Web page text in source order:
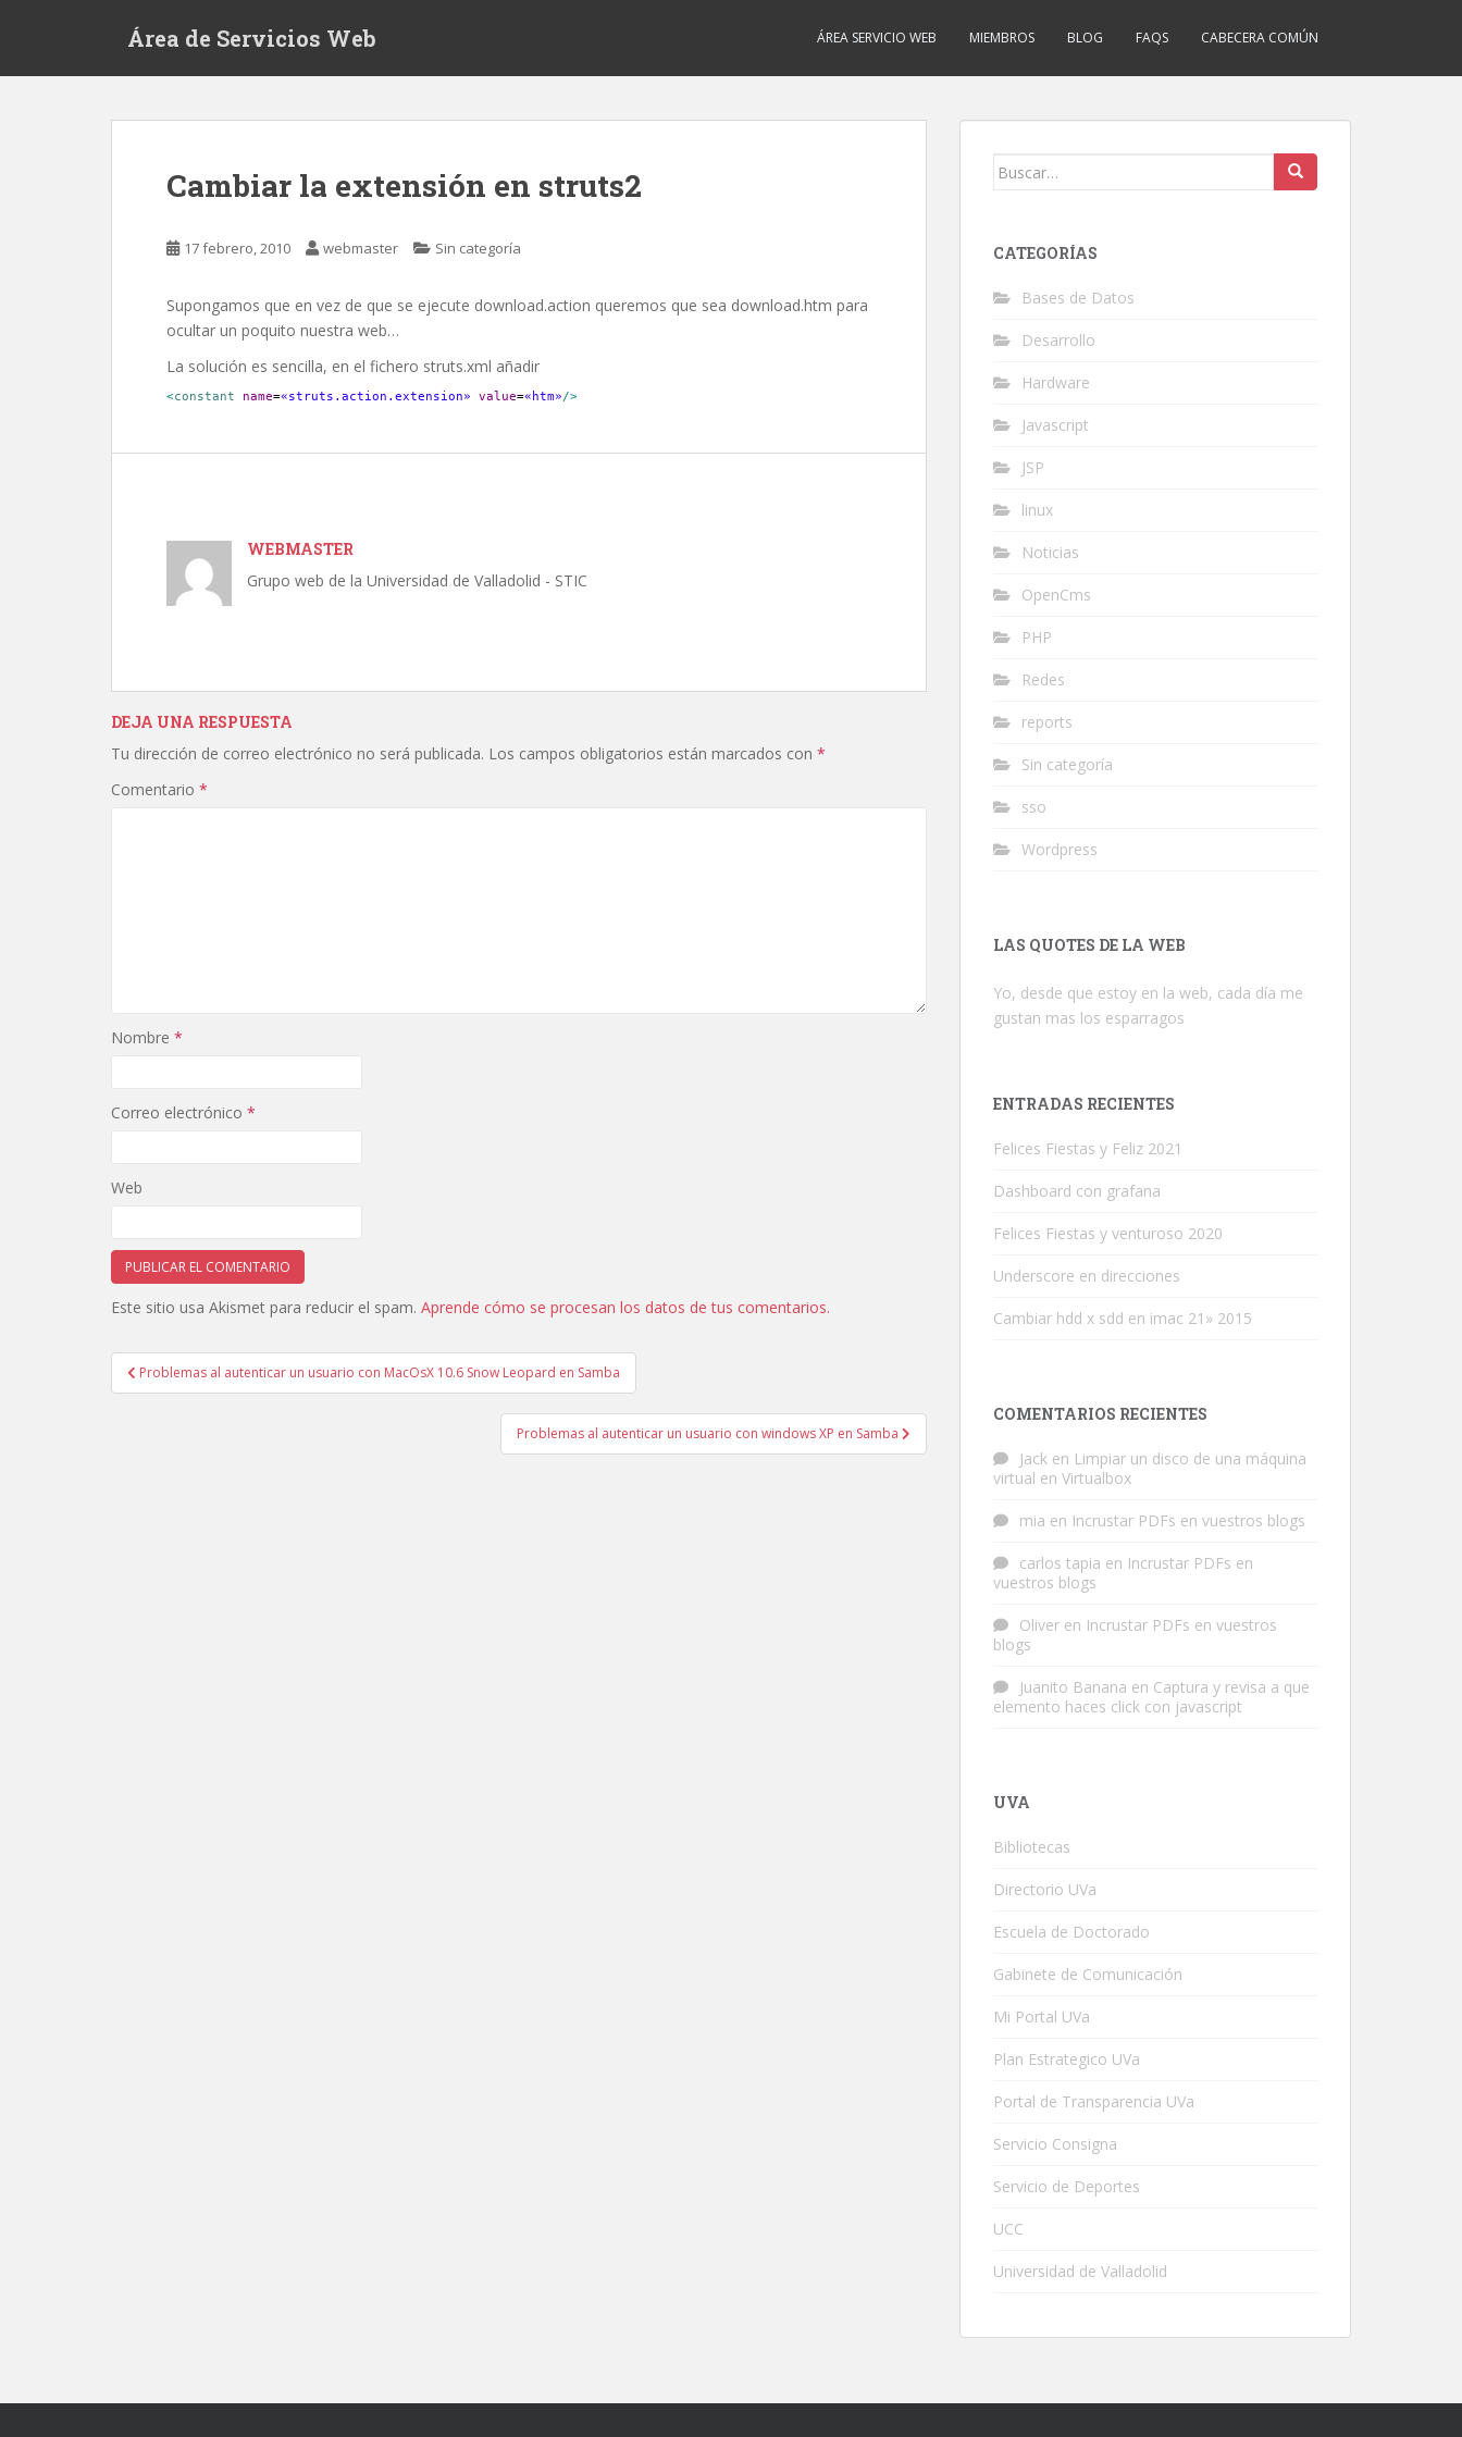
Área de Servicios Web ÁREA SERVICIO WEB MIEMBROS BLOG FAQS CABECERA COMÚN
Cambiar la extensión en struts2
17 febrero, 2010 webmaster Sin categoría
Supongamos que en vez de que se ejecute download.action queremos que sea download.htm para
ocultar un poquito nuestra web…
La solución es sencilla, en el fichero struts.xml añadir
<constant name=«struts.action.extension» value=«htm»/>
WEBMASTER
Grupo web de la Universidad de Valladolid - STIC
DEJA UNA RESPUESTA
Tu dirección de correo electrónico no será publicada. Los campos obligatorios están marcados con *
Comentario *
Nombre *
Correo electrónico *
Web
Este sitio usa Akismet para reducir el spam. Aprende cómo se procesan los datos de tus comentarios.
Navegación
de
Problemas al autenticar un usuario con MacOsX 10.6 Snow Leopard en Samba
Problemas al autenticar un usuario con windows XP en Samba
Buscar:
CATEGORÍAS
Bases de Datos
Desarrollo
Hardware
Javascript
JSP
linux
Noticias
OpenCms
PHP
Redes
reports
Sin categoría
sso
Wordpress
LAS QUOTES DE LA WEB
Yo, desde que estoy en la web, cada día me
gustan mas los esparragos
ENTRADAS RECIENTES
Felices Fiestas y Feliz 2021
Dashboard con grafana
Felices Fiestas y venturoso 2020
Underscore en direcciones
Cambiar hdd x sdd en imac 21» 2015
COMENTARIOS RECIENTES
Jack en Limpiar un disco de una máquina
virtual en Virtualbox
mia en Incrustar PDFs en vuestros blogs
carlos tapia en Incrustar PDFs en
vuestros blogs
Oliver en Incrustar PDFs en vuestros
blogs
Juanito Banana en Captura y revisa a que
elemento haces click con javascript
UVA
Bibliotecas
Directorio UVa
Escuela de Doctorado
Gabinete de Comunicación
Mi Portal UVa
Plan Estrategico UVa
Portal de Transparencia UVa
Servicio Consigna
Servicio de Deportes
UCC
Universidad de Valladolid